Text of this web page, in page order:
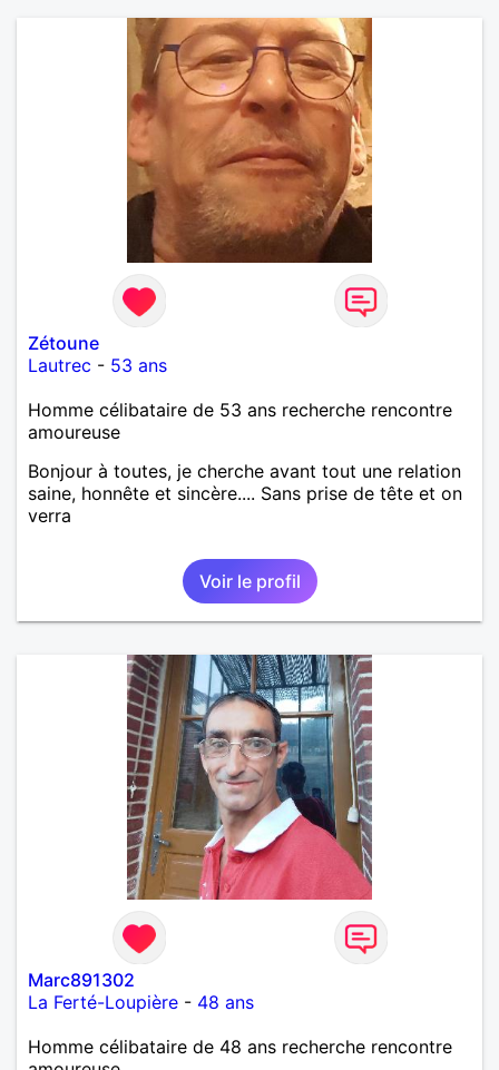
Zétoune
Lautrec - 53 ans
Homme célibataire de 53 ans recherche rencontre
amoureuse
Bonjour à toutes, je cherche avant tout une relation
saine, honnête et sincère.... Sans prise de tête et on
verra
Voir le profil
Marc891302
La Ferté-Loupière - 48 ans
Homme célibataire de 48 ans recherche rencontre